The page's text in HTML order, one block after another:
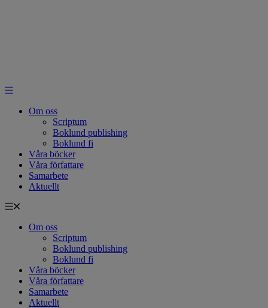
Om oss
Scriptum
Boklund publishing
Boklund fi
Våra böcker
Våra författare
Samarbete
Aktuellt
Om oss
Scriptum
Boklund publishing
Boklund fi
Våra böcker
Våra författare
Samarbete
Aktuellt